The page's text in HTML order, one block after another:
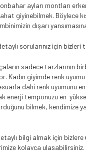
ayları montları
giyinebilmek. Böylece
dışarı
sorularınız için
sadece tarzlarının
Kadın giyimde renk
dahi renk uyumunu
enerji temponuzu en
bilmek, kendimize
bilgi almak için bizlere
kolayca ulaşabilirsiniz.